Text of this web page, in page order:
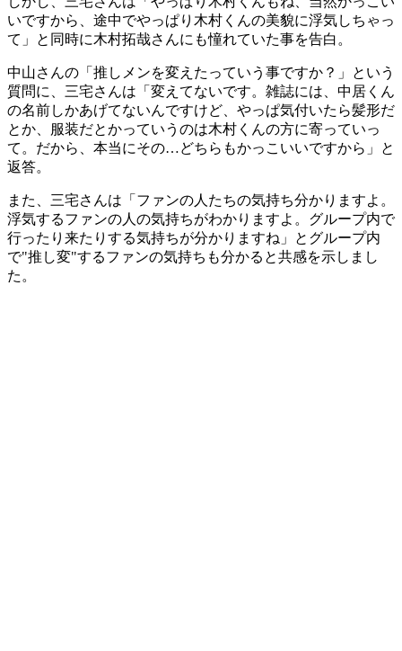
いですから、途中でやっぱり木村くんの美貌に浮気しちゃっ
て」と同時に木村拓哉さんにも憧れていた事を告白。
中山さんの「推しメンを変えたっていう事ですか？」という
質問に、三宅さんは「変えてないです。雑誌には、中居くん
の名前しかあげてないんですけど、やっぱ気付いたら髪形だ
とか、服装だとかっていうのは木村くんの方に寄っていっ
て。だから、本当にその…どちらもかっこいいですから」と
返答。
また、三宅さんは「ファンの人たちの気持ち分かりますよ。
浮気するファンの人の気持ちがわかりますよ。グループ内で
行ったり来たりする気持ちが分かりますね」とグループ内
で"推し変"するファンの気持ちも分かると共感を示しまし
た。